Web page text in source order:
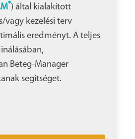
®) által kialakított
vagy kezelési terv
eredményt. A teljes
Beteg-Manager
segítséget.